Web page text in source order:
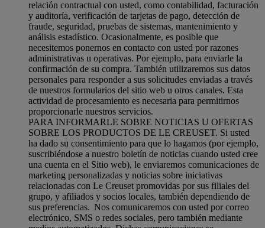
relación contractual con usted, como contabilidad, facturación
y auditoría, verificación de tarjetas de pago, detección de
fraude, seguridad, pruebas de sistemas, mantenimiento y
análisis estadístico. Ocasionalmente, es posible que
necesitemos ponernos en contacto con usted por razones
administrativas u operativas. Por ejemplo, para enviarle la
confirmación de su compra. También utilizaremos sus datos
personales para responder a sus solicitudes enviadas a través
de nuestros formularios del sitio web u otros canales. Esta
actividad de procesamiento es necesaria para permitirnos
proporcionarle nuestros servicios.
PARA INFORMARLE SOBRE NOTICIAS U OFERTAS
SOBRE LOS PRODUCTOS DE LE CREUSET. Si usted
ha dado su consentimiento para que lo hagamos (por ejemplo,
suscribiéndose a nuestro boletín de noticias cuando usted cree
una cuenta en el Sitio web), le enviaremos comunicaciones de
marketing personalizadas y noticias sobre iniciativas
relacionadas con Le Creuset promovidas por sus filiales del
grupo, y afiliados y socios locales, también dependiendo de
sus preferencias. Nos comunicaremos con usted por correo
electrónico, SMS o redes sociales, pero también mediante